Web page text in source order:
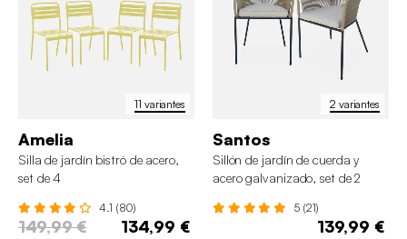
11 variantes
Amelia
Silla de jardín bistró de acero,
set de 4
4.1 (80)
149,99 € 134,99 €
2 variantes
Santos
Sillón de jardín de cuerda y
acero galvanizado, set de 2
5 (21)
139,99 €